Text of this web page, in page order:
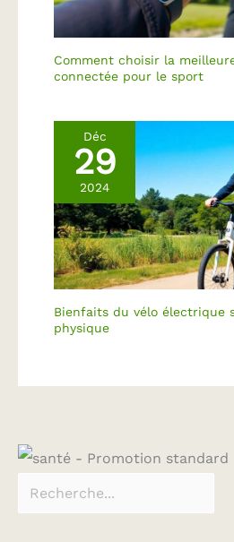
Comment choisir la
connectée pour le sport
Déc
29
2024
Bienfaits du vélo électrique
physique